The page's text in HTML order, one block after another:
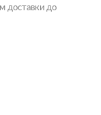
доставки до